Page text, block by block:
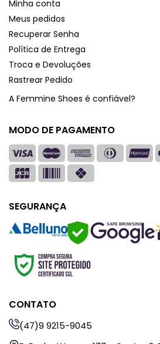
Minha conta
Meus pedidos
Recuperar Senha
Política de Entrega
Troca e Devoluções
Rastrear Pedido
A Femmine Shoes é confiável?
MODO DE PAGAMENTO
SEGURANÇA
SAFE BROWSING
CONTATO
(47)9 9215-9045